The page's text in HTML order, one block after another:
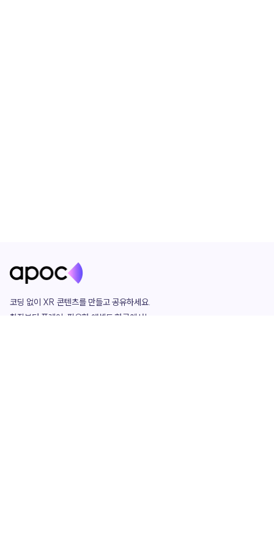
코딩 없이 XR 콘텐츠를 만들고 공유하세요.
창작부터 플레이, 필요한 애셋도 한곳에서!